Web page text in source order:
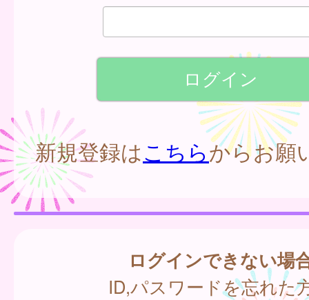
新規登録はこちらからお願
ログインできない場
ID,パスワードを忘れた